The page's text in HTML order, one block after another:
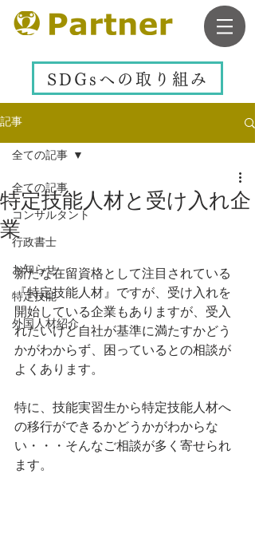
SDGsへの取り組み
記事
全ての記事
コンサルタント
行政書士
お知らせ
特定技能
外国人材紹介
全ての記事
特定技能人材と受け入れ企
業
新たな在留資格として注目されている
『特定技能人材』ですが、受け入れを
開始している企業もありますが、受入
れたいけど自社が基準に満たすかどう
かがわからず、困っているとの相談が
よくあります。
特に、技能実習生から特定技能人材へ
の移行ができるかどうかがわからな
い・・・そんなご相談が多く寄せられ
ます。